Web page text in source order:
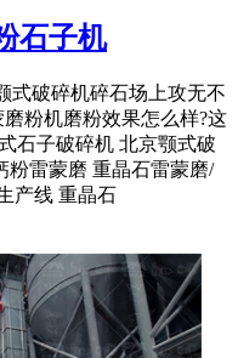
石子机
式破碎机碎石场上攻无不
粉机磨粉效果怎么样?这
石子破碎机 北京颚式破
粉雷蒙磨 重晶石雷蒙磨/
产线 重晶石